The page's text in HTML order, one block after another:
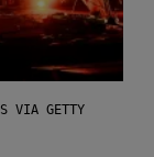
VIA GETTY